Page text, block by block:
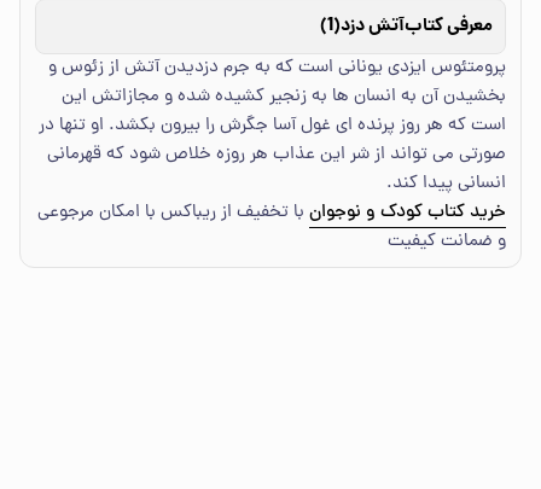
معرفی کتابآتش دزد(1)
پرومتئوس ایزدی یونانی است که به جرم دزدیدن آتش از زئوس و
بخشیدن آن به انسان ها به زنجیر کشیده شده و مجازاتش این
است که هر روز پرنده ای غول آسا جگرش را بیرون بکشد. او تنها در
صورتی می تواند از شر این عذاب هر روزه خلاص شود که قهرمانی
انسانی پیدا کند.
خرید کتاب کودک و نوجوان با تخفیف از ریباکس با امکان مرجوعی
و ضمانت کیفیت